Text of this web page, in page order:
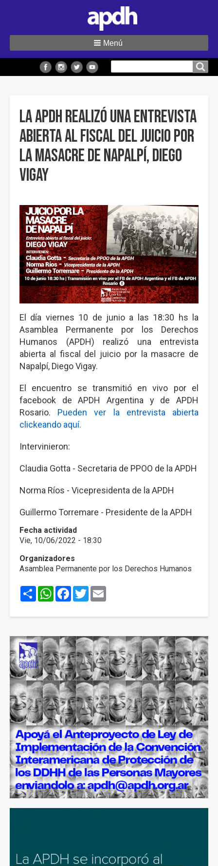
sitio
Menú
La APDH realizó una entrevista
abierta al fiscal del juicio por
la masacre de Napalpí, Diego
Vigay
El día viernes 10 de junio a las 18:30 hs la
Asamblea Permanente por los Derechos
Humanos (APDH) realizó una entrevista
abierta al fiscal del juicio por la masacre de
Napalpí, Diego Vigay.
El encuentro se transmitió en vivo por el
facebook de APDH Argentina y de APDH
Rosario. Pueden ver la entrevista abierta
clickeando aquí.
Intervinieron:
Claudia Gotta - Secretaria de PPOO de la APDH
Norma Ríos - Vicepresidenta de la APDH
Guillermo Torremare - Presidente de la APDH
Fecha actividad
Vie, 10/06/2022 - 18:30
Organizadores
Asamblea Permanente por los Derechos Humanos
ShareWhatsApp
Facebook
Twitter